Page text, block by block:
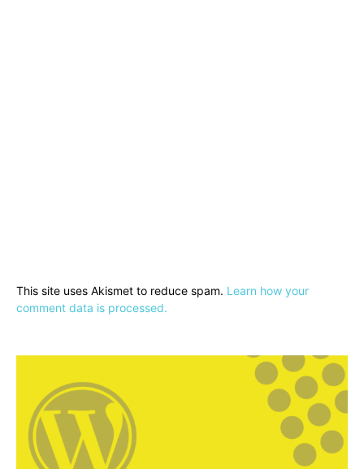
This site uses Akismet to reduce spam. Learn how your
comment data is processed.